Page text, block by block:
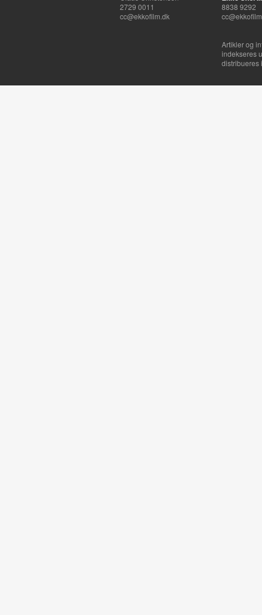
2729 0011
cc@ekkofilm.dk
8838 9292
Artikler og
indekseres
distribueres